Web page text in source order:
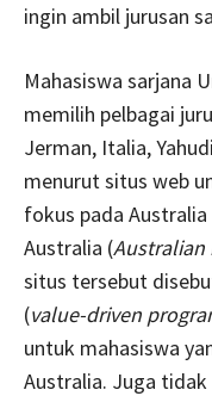
ingin ambil jurusan
Mahasiswa sarjana
memilih pelbagai
Jerman, Italia,
menurut situs web
fokus pada
Australia (Australian
situs tersebut
(value-driven
untuk mahasiswa
Australia. Juga